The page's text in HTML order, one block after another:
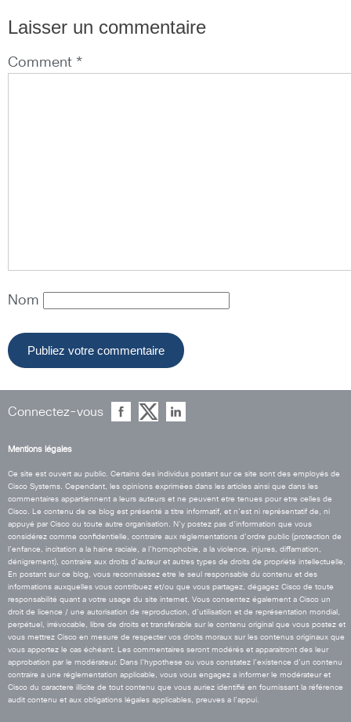
Laisser un commentaire
Comment *
Nom
Connectez-vous
Mentions légales
Ce site est ouvert au public. Certains des individus postant sur ce site sont des employés de
Cisco Systems. Cependant, les opinions exprimées dans les articles ainsi que dans les
commentaires appartiennent a leurs auteurs et ne peuvent etre tenues pour etre celles de
Cisco. Le contenu de ce blog est présenté a titre informatif, et n’est ni représentatif de, ni
appuyé par Cisco ou toute autre organisation. N’y postez pas d’information que vous
considérez comme confidentielle, contraire aux réglementations d’ordre public (protection de
l’enfance, incitation a la haine raciale, a l’homophobie, a la violence, injures, diffamation,
dénigrement), contraire aux droits d’auteur et autres types de droits de propriété intellectuelle.
En postant sur ce blog, vous reconnaissez etre le seul responsable du contenu et des
informations auxquelles vous contribuez et/ou que vous partagez, dégagez Cisco de toute
responsabilité quant a votre usage du site internet. Vous consentez également a Cisco un
droit de licence / une autorisation de reproduction, d’utilisation et de représentation mondial,
perpétuel, irrévocable, libre de droits et transférable sur le contenu original que vous postez et
vous mettrez Cisco en mesure de respecter vos droits moraux sur les contenus originaux que
vous apportez le cas échéant. Les commentaires seront modérés et apparaitront des leur
approbation par le modérateur. Dans l’hypothese ou vous constatez l’existence d’un contenu
contraire a une réglementation applicable, vous vous engagez a informer le modérateur et
Cisco du caractere illicite de tout contenu que vous auriez identifié en fournissant la référence
audit contenu et aux obligations légales applicables, preuves a l’appui.